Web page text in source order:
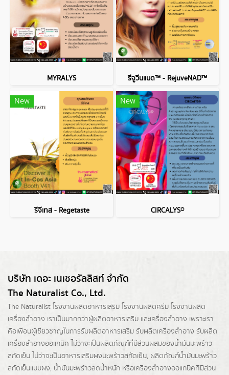
MYRALYS รีจูวีนแนด™ - RejuveNAD™
New
รีจีเทส - Regetaste
New
CIRCALYS®
บริษัท เดอะ เนเชอรัลลิสท์ จำกัด
The Naturalist Co., Ltd.
The Naturalist โรงงานผลิตอาหารเสริม โรงงานผลิตครีม โรงงานผลิต
เครื่องสำอาง เราเป็นมากกว่าผู้ผลิตอาหารเสริม และเครื่องสำอาง เพราะเรา
คือเพื่อนผู้เชี่ยวชาญในการรับผลิตอาหารเสริม รับผลิตเครื่องสำอาง รับผลิต
เครื่องสำอางออแกนิค ไม่ว่าจะเป็นผลิตภัณฑ์ที่มีส่วนผสมของน้ำมันมะพร้าว
สกัดเย็น ไม่ว่าจะเป็นอาหารเสริมผงมะพร้าวสกัดเย็น, ผลิตภัณฑ์น้ำมันมะพร้าว
สกัดเย็นแบบผง, น้ำมันมะพร้าวลดน้ำหนัก หรือเครื่องสำอางออแกนิคที่มีส่วน